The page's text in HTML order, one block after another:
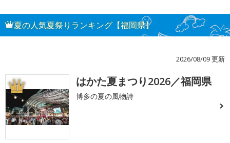
夏の人気夏祭りランキング【福岡県】
2026/08/09 更新
1 はかた夏まつり2026／福岡県
博多の夏の風物詩